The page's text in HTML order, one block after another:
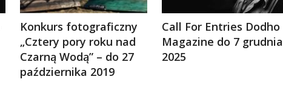
Konkurs fotograficzny
„Cztery pory roku nad
Czarną Wodą” – do 27
października 2019
Call For Entries Dodho
Magazine do 7 grudnia
2025